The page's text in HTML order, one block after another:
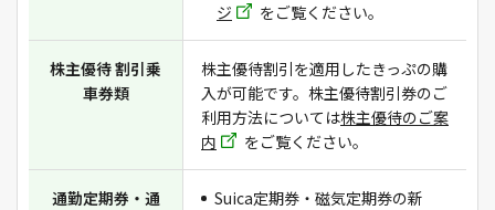
ジ
をご覧ください。
株主優待 割引乗
車券類
株主優待割引を適用したきっぷの購
入が可能です。株主優待割引券のご
利用方法については株主優待のご案
内
をご覧ください。
通勤定期券・通
Suica定期券・磁気定期券の新